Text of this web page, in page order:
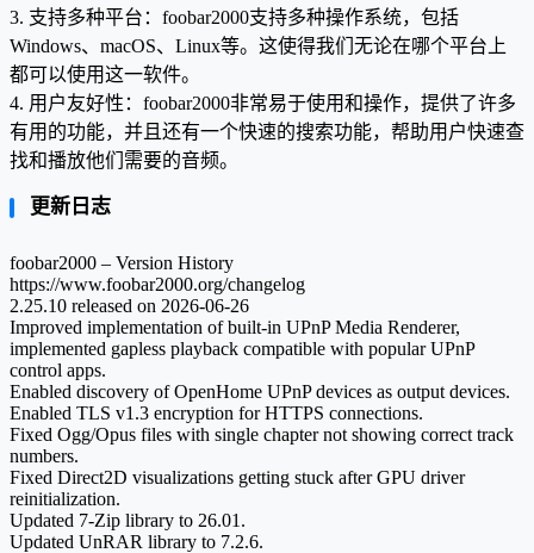
3. 支持多种平台：foobar2000支持多种操作系统，包括
Windows、macOS、Linux等。这使得我们无论在哪个平台上
都可以使用这一软件。
4. 用户友好性：foobar2000非常易于使用和操作，提供了许多
有用的功能，并且还有一个快速的搜索功能，帮助用户快速查
找和播放他们需要的音频。
更新日志
foobar2000 – Version History
https://www.foobar2000.org/changelog
2.25.10 released on 2026-06-26
Improved implementation of built-in UPnP Media Renderer,
implemented gapless playback compatible with popular UPnP
control apps.
Enabled discovery of OpenHome UPnP devices as output devices.
Enabled TLS v1.3 encryption for HTTPS connections.
Fixed Ogg/Opus files with single chapter not showing correct track
numbers.
Fixed Direct2D visualizations getting stuck after GPU driver
reinitialization.
Updated 7-Zip library to 26.01.
Updated UnRAR library to 7.2.6.